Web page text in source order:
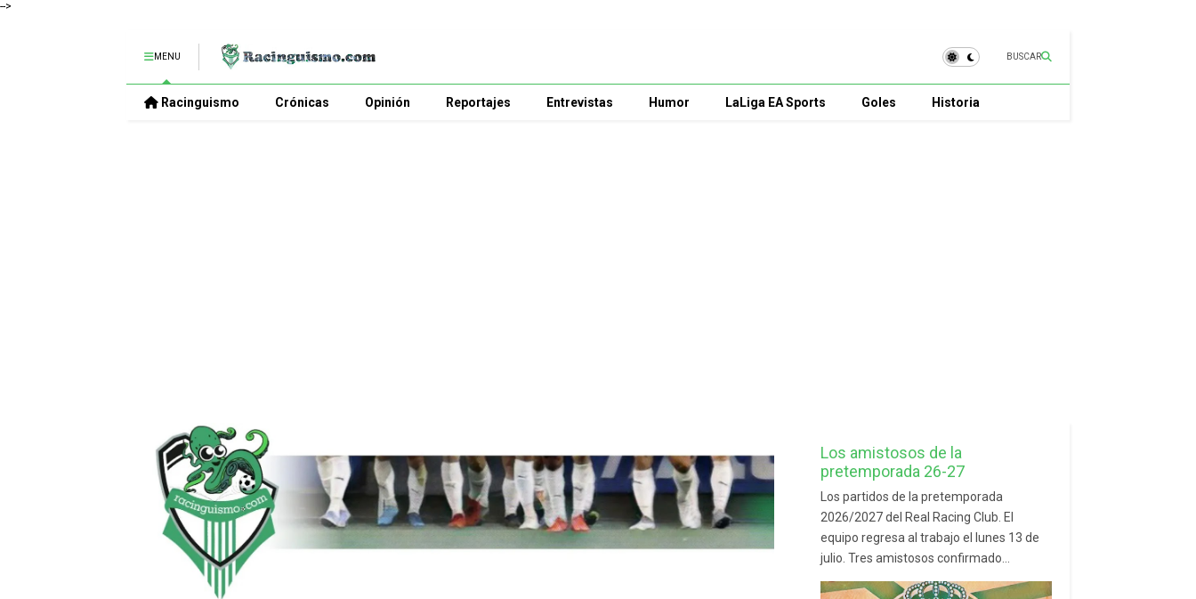
-->
MENU BUSCAR
Racinguismo Crónicas Opinión Reportajes Entrevistas Humor LaLiga EA Sports Goles Historia
Los amistosos de la
pretemporada 26-27
Los partidos de la pretemporada
2026/2027 del Real Racing Club. El
equipo regresa al trabajo el lunes 13 de
julio. Tres amistosos confirmado...